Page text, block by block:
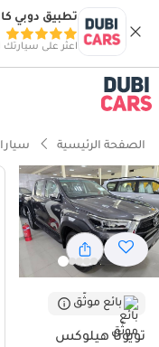
تطبيق دوبي
اعثر على سيارتك
الصفحة الرئيسية
بائع موثّق
تويوتا هيلوكس